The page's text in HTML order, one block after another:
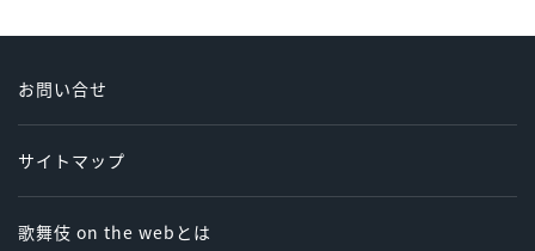
お問い合せ
サイトマップ
歌舞伎 on the webとは